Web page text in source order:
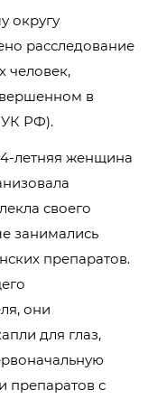
округу
расследование
человек,
в
УК РФ).
летняя женщина
своего
занимались
препаратов.
они
для глаз,
препаратов с